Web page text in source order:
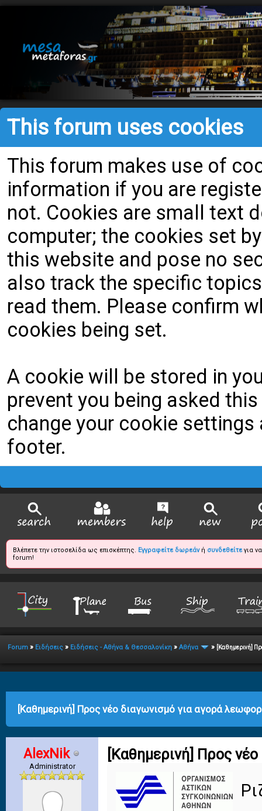
This forum uses cookies
This forum makes use of
information if you are
not. Cookies are small text
computer; the cookies set
this website and pose no
also track the specific
read them. Please confirm
cookies being set.
A cookie will be stored in
prevent you being asked
change your cookie
footer.
Βλέπετε την ιστοσελίδα ως επισκέπτης. Εγγραφείτε δωρεάνή συνδεθείτεγια
forum!
Forum » Ειδήσεις » Ειδήσεις - Αθήνα & Θεσσαλονίκη » Αθήνα » [Καθημερινή]
[Καθημερινή] Προς νέο διαγωνισμό για αγορά
AlexNik
Administrator
[Καθημερινή] Προς